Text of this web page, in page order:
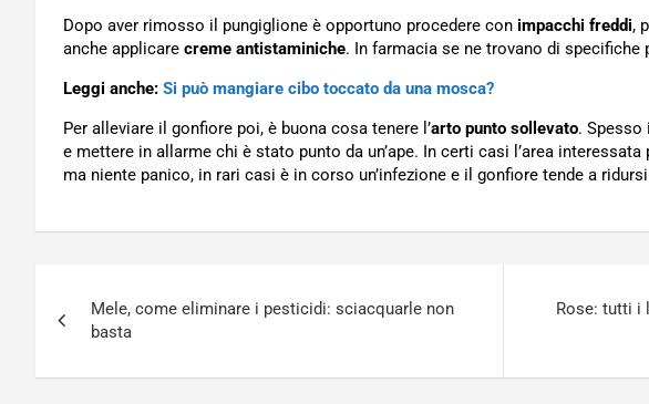
Dopo aver rimosso il pungiglione è opportuno procedere con impacchi freddi,
anche applicare creme antistaminiche. In farmacia se ne trovano di specifiche
Leggi anche: Si può mangiare cibo toccato da una mosca?
Per alleviare il gonfiore poi, è buona cosa tenere l’arto punto sollevato. Spesso
e mettere in allarme chi è stato punto da un’ape. In certi casi l’area
ma niente panico, in rari casi è in corso un’infezione e il gonfiore tende a
articoli
Mele, come eliminare i pesticidi: sciacquarle non
basta
Rose: tutti i